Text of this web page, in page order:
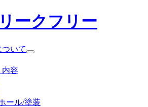
いて
内容
ール/塗装